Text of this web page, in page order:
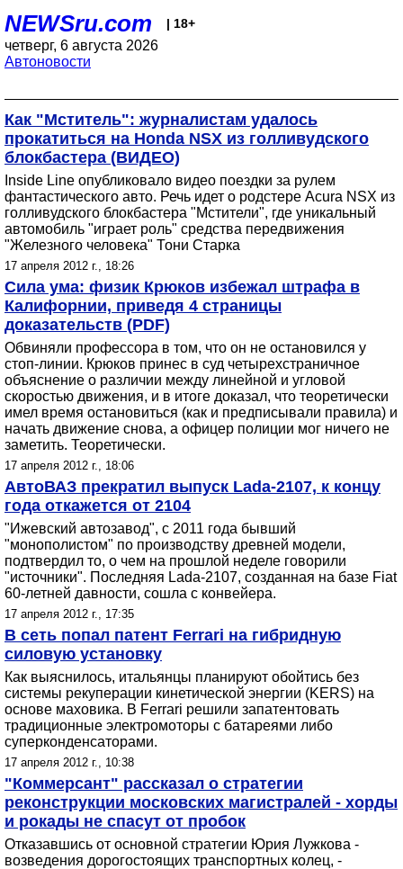
NEWSru.com | 18+
четверг, 6 августа 2026
Автоновости
Как "Мститель": журналистам удалось
прокатиться на Honda NSX из голливудского
блокбастера (ВИДЕО)
Inside Line опубликовало видео поездки за рулем
фантастического авто. Речь идет о родстере Acura NSX из
голливудского блокбастера "Мстители", где уникальный
автомобиль "играет роль" средства передвижения
"Железного человека" Тони Старка
17 апреля 2012 г., 18:26
Сила ума: физик Крюков избежал штрафа в
Калифорнии, приведя 4 страницы
доказательств (PDF)
Обвиняли профессора в том, что он не остановился у
стоп-линии. Крюков принес в суд четырехстраничное
объяснение о различии между линейной и угловой
скоростью движения, и в итоге доказал, что теоретически
имел время остановиться (как и предписывали правила) и
начать движение снова, а офицер полиции мог ничего не
заметить. Теоретически.
17 апреля 2012 г., 18:06
АвтоВАЗ прекратил выпуск Lada-2107, к концу
года откажется от 2104
"Ижевский автозавод", с 2011 года бывший
"монополистом" по производству древней модели,
подтвердил то, о чем на прошлой неделе говорили
"источники". Последняя Lada-2107, созданная на базе Fiat
60-летней давности, сошла с конвейера.
17 апреля 2012 г., 17:35
В сеть попал патент Ferrari на гибридную
силовую установку
Как выяснилось, итальянцы планируют обойтись без
системы рекуперации кинетической энергии (KERS) на
основе маховика. В Ferrari решили запатентовать
традиционные электромоторы с батареями либо
суперконденсаторами.
17 апреля 2012 г., 10:38
"Коммерсант" рассказал о стратегии
реконструкции московских магистралей - хорды
и рокады не спасут от пробок
Отказавшись от основной стратегии Юрия Лужкова -
возведения дорогостоящих транспортных колец, -